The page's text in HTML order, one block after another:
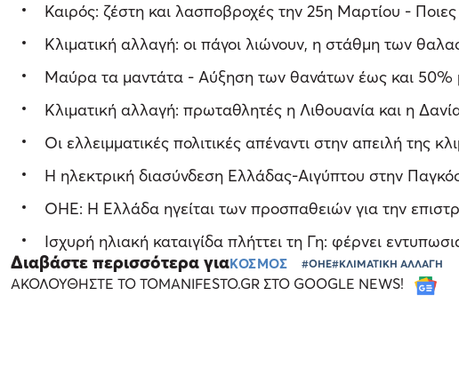
Καιρός: ζέστη και λασποβροχές την 25η Μαρτίου - Ποιες
Κλιματική αλλαγή: οι πάγοι λιώνουν, η στάθμη των
Μαύρα τα μαντάτα - Αύξηση των θανάτων έως και 50%
Κλιματική αλλαγή: πρωταθλητές η Λιθουανία και η Δανία
Οι ελλειμματικές πολιτικές απέναντι στην απειλή της
Η ηλεκτρική διασύνδεση Ελλάδας-Αιγύπτου στην
ΟΗΕ: Η Ελλάδα ηγείται των προσπαθειών για την
Ισχυρή ηλιακή καταιγίδα πλήττει τη Γη: φέρνει
Διαβάστε περισσότερα γιαΚΟΣΜΟΣ #ΟΗΕ#ΚΛΙΜΑΤΙΚΗ ΑΛΛΑΓΗ
ΑΚΟΛΟΥΘΗΣΤΕ ΤΟ TOMANIFESTO.GR ΣΤΟ GOOGLE NEWS!